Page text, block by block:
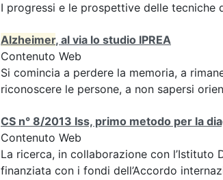
I progressi e le prospettive delle tecniche
Alzheimer, al via lo studio IPREA
Contenuto Web
Si comincia a perdere la memoria, a
riconoscere le persone, a non sapersi
CS n° 8/2013 Iss, primo metodo per la
Contenuto Web
La ricerca, in collaborazione con l’Istituto
finanziata con i fondi dell’Accordo